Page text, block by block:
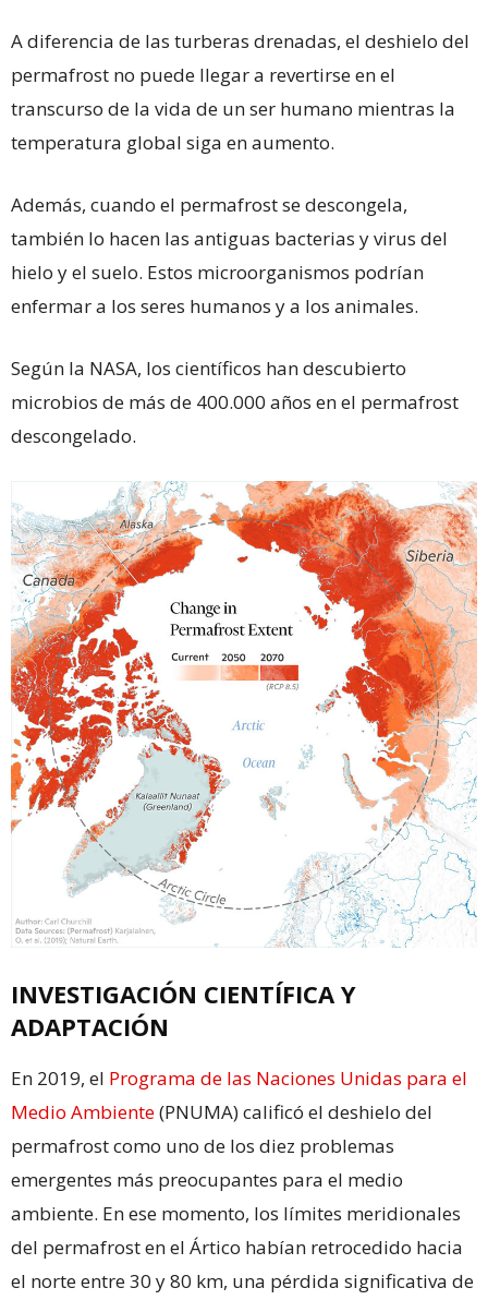
A diferencia de las turberas drenadas, el deshielo del
permafrost no puede llegar a revertirse en el
transcurso de la vida de un ser humano mientras la
temperatura global siga en aumento.
Además, cuando el permafrost se descongela,
también lo hacen las antiguas bacterias y virus del
hielo y el suelo. Estos microorganismos podrían
enfermar a los seres humanos y a los animales.
Según la NASA, los científicos han descubierto
microbios de más de 400.000 años en el permafrost
descongelado.
INVESTIGACIÓN CIENTÍFICA Y
ADAPTACIÓN
En 2019, el Programa de las Naciones Unidas para el
Medio Ambiente(PNUMA) calificó el deshielo del
permafrost como uno de los diez problemas
emergentes más preocupantes para el medio
ambiente. En ese momento, los límites meridionales
del permafrost en el Ártico habían retrocedido hacia
el norte entre 30 y 80 km, una pérdida significativa de